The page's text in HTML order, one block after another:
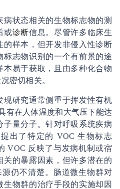
状态相关的生物标志物的测
或诊断信息。尽管许多临床生
的样本，但开发非侵入性诊断
志物识别的一个有前景的途
易于获取，且由多种化合物
密切相关。
现研究通常侧重于挥发性有机
有在人体温度和大气压下能达
量分子。针对呼吸系统疾病
出了特定的 VOC 生物标志
VOC 反映了与发病机制或宿
关的暴露因素，但许多潜在的
仍不清楚。肠道微生物群对
物群的治疗手段的实施却因